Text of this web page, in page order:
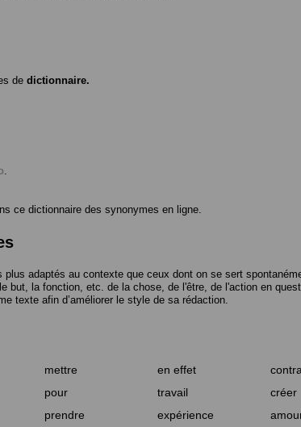
de dictionnaire.
.
ce dictionnaire des synonymes en ligne.
plus adaptés au contexte que ceux dont on se sert
but, la fonction, etc. de la chose, de l'être, de l'action en
texte afin d’améliorer le style de sa rédaction.
mettre en effet
pour travail
créer
prendre expérience